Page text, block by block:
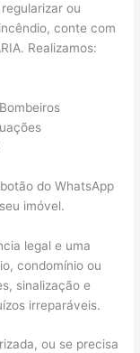
ou
conte com
Realizamos:
do WhatsApp
imóvel.
legal e uma
condomínio ou
sinalização e
irreparáveis.
ou se precisa